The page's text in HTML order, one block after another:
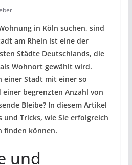
in Köln suchen, sind
am Rhein ist eine der
Städte Deutschlands, die
Wohnort gewählt wird.
einer Stadt mit einer so
begrenzten Anzahl von
Bleibe? In diesem Artikel
und Tricks, wie Sie erfolgreich
finden können.
und